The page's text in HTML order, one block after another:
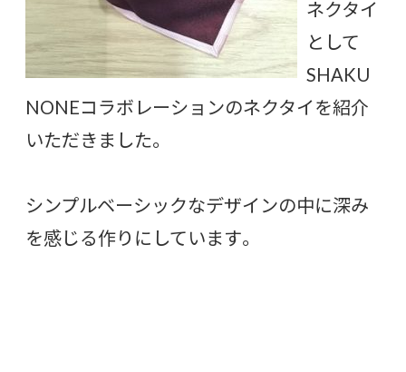
ネクタイ
として
SHAKU
NONEコラボレーションのネクタイを紹介
いただきました。
シンプルベーシックなデザインの中に深み
を感じる作りにしています。